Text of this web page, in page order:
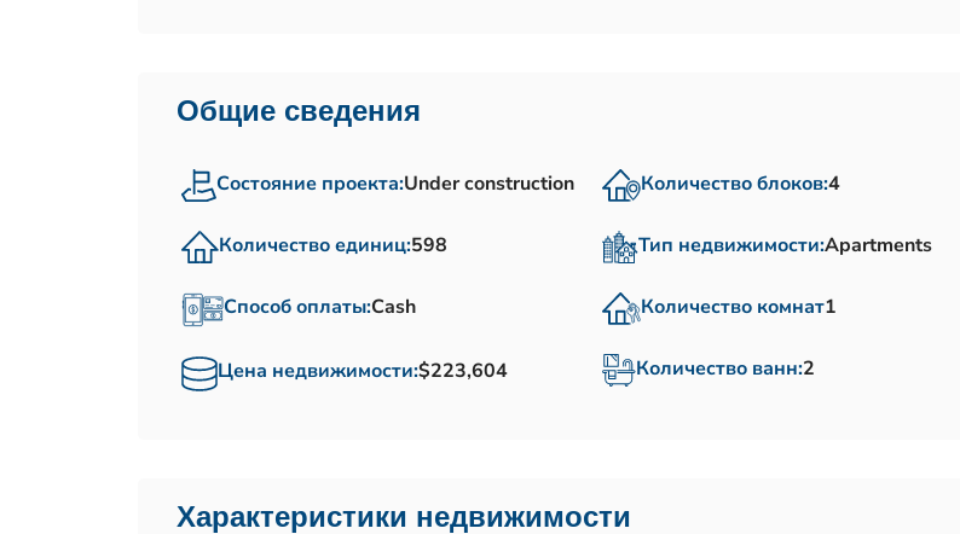
Общие сведения
Состояние проекта:Under construction
Количество единиц:598
Способ оплаты:Cash
Цена недвижимости:$223,604
Количество блоков:4
Тип недвижимости:Apartments
Количество комнат1
Количество ванн:2
Характеристики недвижимости